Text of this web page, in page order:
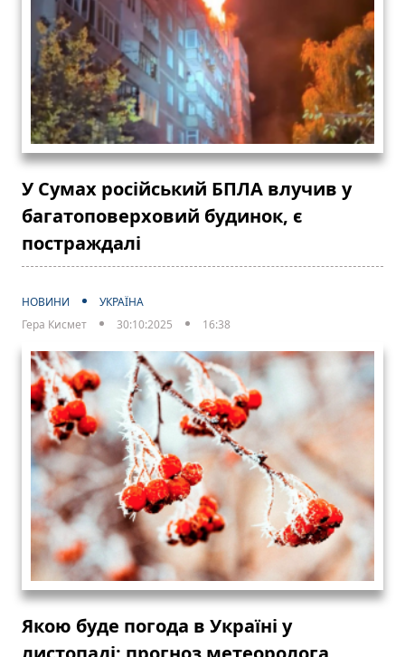
У Сумах російський БПЛА влучив у
багатоповерховий будинок, є
постраждалі
НОВИНИ
УКРАЇНА
Гера Кисмет
30:10:2025 16:38
Якою буде погода в Україні у